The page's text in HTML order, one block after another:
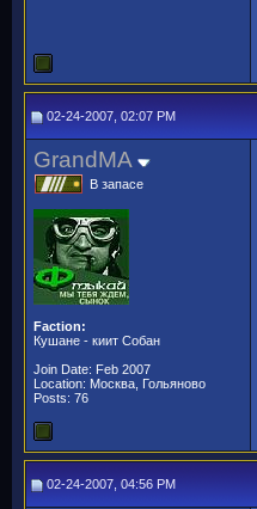
02-24-2007, 02:07 PM
GrandMA
В запасе
Faction:
Кушане - киит Собан
Join Date: Feb 2007
Location: Москва, Гольяново
Posts: 76
02-24-2007, 04:56 PM